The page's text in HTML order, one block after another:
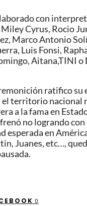
con
Cyrus, Rocio
Marco Antonio
Luis Fonsi,
Aitana,TINI o
ratifico su
territorio nacional
a la fama en
no logrando
esperada en
Juanes, etc…,
0